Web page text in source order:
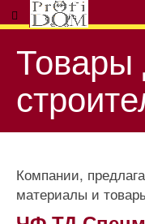
Товары
Компании,
материалы и